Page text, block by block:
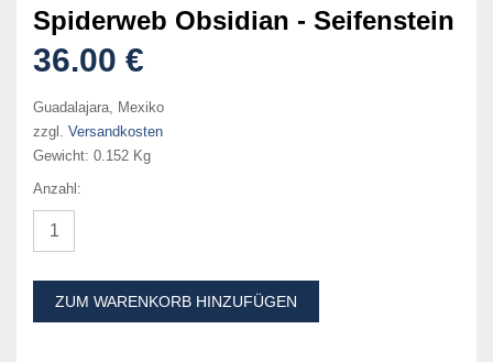
Spiderweb Obsidian - Seifenstein
36.00 €
Guadalajara, Mexiko
zzgl. Versandkosten
Gewicht: 0.152 Kg
Anzahl:
ZUM WARENKORB HINZUFÜGEN